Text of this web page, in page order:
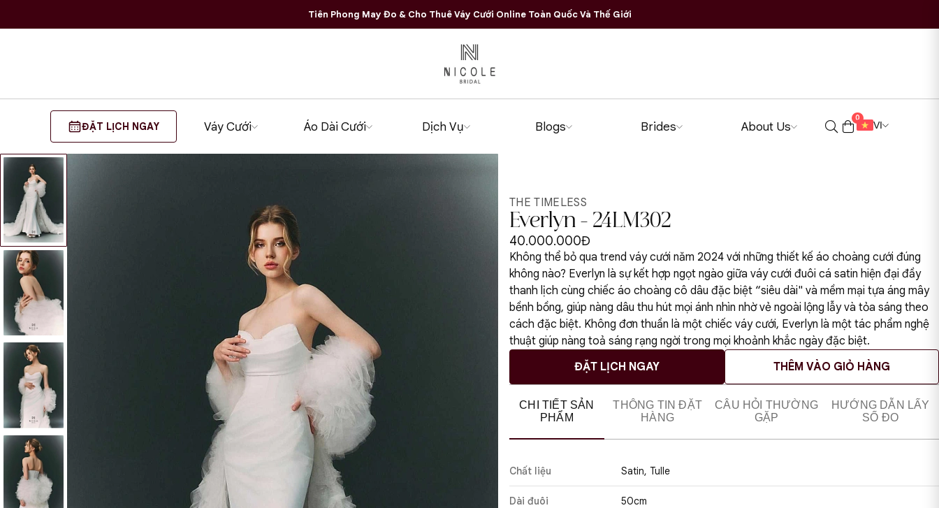
Tiên Phong May Đo & Cho Thuê Váy Cưới Online Toàn Quốc Và Thế Giới
ĐẶT LỊCH NGAY Váy Cưới Áo Dài Cưới Dịch Vụ Blogs Brides About Us
0
VI
THE TIMELESS
Everlyn - 24LM302
40.000.000Đ
Không thể bỏ qua trend váy cưới năm 2024 với những thiết kế áo choàng cưới đúng
không nào? Everlyn là sự kết hợp ngọt ngào giữa váy cưới đuôi cá satin hiện đại đầy
thanh lịch cùng chiếc áo choàng cô dâu đặc biệt “siêu dài" và mềm mại tựa áng mây
bềnh bồng, giúp nàng dâu thu hút mọi ánh nhìn nhờ vẻ ngoài lộng lẫy và tỏa sáng theo
cách đặc biệt. Không đơn thuần là một chiếc váy cưới, Everlyn là một tác phẩm nghệ
thuật giúp nàng toả sáng rạng ngời trong mọi khoảnh khắc ngày đặc biệt.
ĐẶT LỊCH NGAY
THÊM VÀO GIỎ HÀNG
CHI TIẾT SẢN
PHẨM
THÔNG TIN ĐẶT
HÀNG
CÂU HỎI THƯỜNG
GẶP
HƯỚNG DẪN LẤY
SỐ ĐO
Chất liệu Satin, Tulle
Dài đuôi 50cm